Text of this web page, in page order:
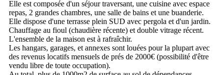
Elle est composée d'un séjour traversant, une cuisine avec espace
repas, 2 grandes chambres, une salle de bains et une buanderie.
Elle dispose d'une terrasse plein SUD avec pergola et d'un jardin.
Chauffage au fioul (chaudière récente) et double vitrage récent.
L'ensemble de la maison est à rafraîchir.
Les hangars, garages, et annexes sont louées pour la plupart avec
des revenus locatifs mensuels de prés de 2000€ (possibilité d'être
vendu libre de toute occupation).